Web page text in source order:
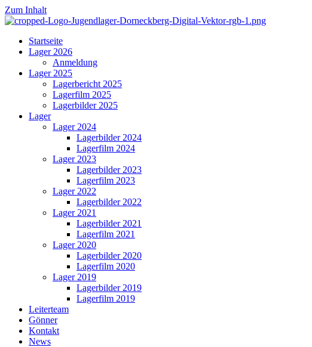
Zum Inhalt
Startseite
Lager 2026
Anmeldung
Lager 2025
Lagerbericht 2025
Lagerfilm 2025
Lagerbilder 2025
Lager
Lager 2024
Lagerbilder 2024
Lagerfilm 2024
Lager 2023
Lagerbilder 2023
Lagerfilm 2023
Lager 2022
Lagerbilder 2022
Lager 2021
Lagerbilder 2021
Lagerfilm 2021
Lager 2020
Lagerbilder 2020
Lagerfilm 2020
Lager 2019
Lagerbilder 2019
Lagerfilm 2019
Leiterteam
Gönner
Kontakt
News